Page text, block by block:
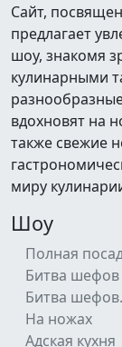
Сайт,
предлагает
шоу, знакомя
кулинарными
вдохновят на
также свежие
миру
Шоу
Полная
Битва шефов
Битва
На ножах
Адская кухня